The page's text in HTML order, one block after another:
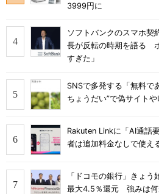
3999円に
ソフトバンクのスマホ
長が反転の時期を語る
すぎた」
SNSで多発する「無料
ちょうだい”で偽サイト
Rakuten Linkに「AI通話
者は追加料金なしで使え
「ドコモの銀行」きょ
最大4.5％還元 強みは何